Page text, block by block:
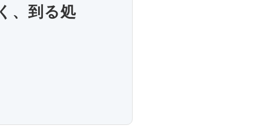
、到る処